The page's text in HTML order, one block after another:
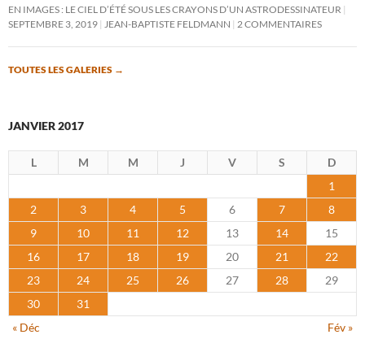
EN IMAGES : LE CIEL D’ÉTÉ SOUS LES CRAYONS D’UN ASTRODESSINATEUR
SEPTEMBRE 3, 2019
JEAN-BAPTISTE FELDMANN 2 COMMENTAIRES
TOUTES LES GALERIES →
JANVIER 2017
L M M J V S
D
1
2
3 4 5 6 7
8
9
10 11 12 13 14
15
16
17 18 19 20 21
22
23
24 25 26 27 28
29
30
31
« Déc
Fév »